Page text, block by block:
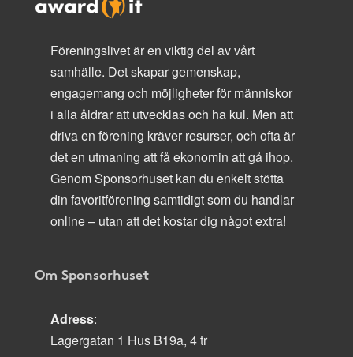
Föreningslivet är en viktig del av vårt
samhälle. Det skapar gemenskap,
engagemang och möjligheter för människor
i alla åldrar att utvecklas och ha kul. Men att
driva en förening kräver resurser, och ofta är
det en utmaning att få ekonomin att gå ihop.
Genom Sponsorhuset kan du enkelt stötta
din favoritförening samtidigt som du handlar
online – utan att det kostar dig något extra!
Om Sponsorhuset
Adress:
Lagergatan 1 Hus B19a, 4 tr